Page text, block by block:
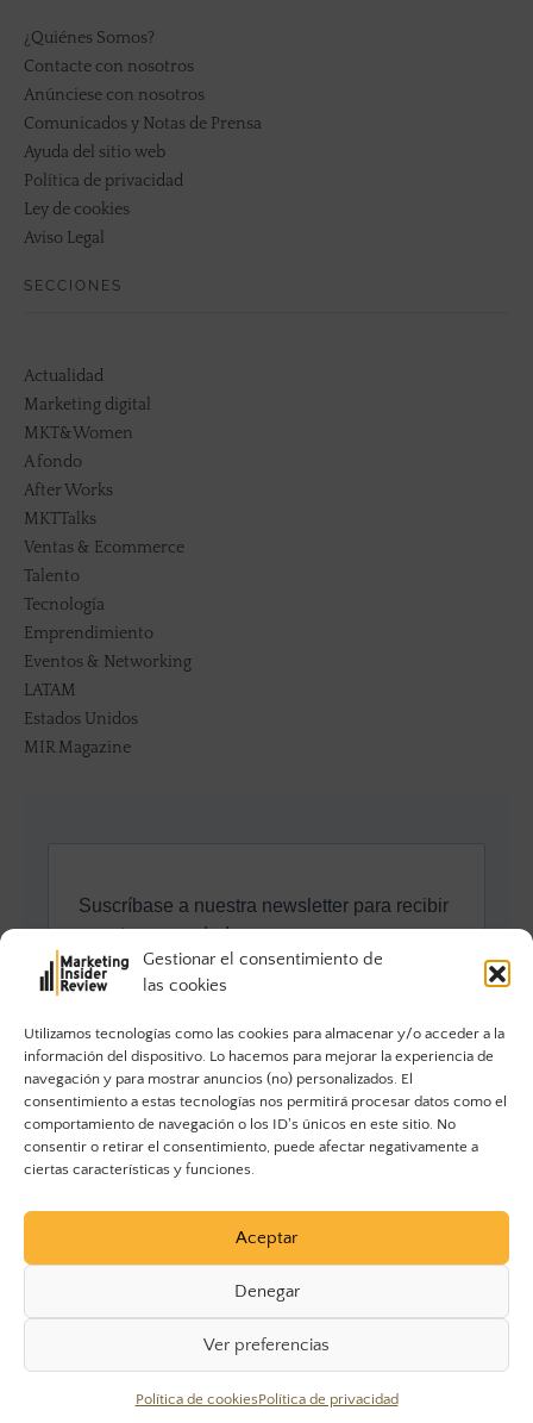
Gestionar el consentimiento de
las cookies
Utilizamos tecnologías como las cookies para almacenar y/o acceder a la
información del dispositivo. Lo hacemos para mejorar la experiencia de
navegación y para mostrar anuncios (no) personalizados. El
consentimiento a estas tecnologías nos permitirá procesar datos como el
comportamiento de navegación o los ID's únicos en este sitio. No
consentir o retirar el consentimiento, puede afectar negativamente a
ciertas características y funciones.
Aceptar
Denegar
Ver preferencias
Política de cookiesPolítica de privacidad
¿Quiénes Somos?
Contacte con nosotros
Anúnciese con nosotros
Comunicados y Notas de Prensa
Ayuda del sitio web
Política de privacidad
Ley de cookies
Aviso Legal
SECCIONES
Actualidad
Marketing digital
MKT&Women
A fondo
After Works
MKTTalks
Ventas & Ecommerce
Talento
Tecnología
Emprendimiento
Eventos & Networking
LATAM
Estados Unidos
MIR Magazine
© 2023 Marketing Insider Review. Todos los derechos
reservados.